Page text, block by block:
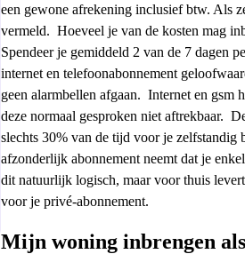
een gewone afrekening inclusief btw. Als
vermeld. Hoeveel je van de kosten mag
Spendeer je gemiddeld 2 van de 7 dagen
internet en telefoonabonnement
geen alarmbellen afgaan. Internet en gsm
deze normaal gesproken niet aftrekbaar.
slechts 30% van de tijd voor je zelfstandig
afzonderlijk abonnement neemt dat je
dit natuurlijk logisch, maar voor thuis
voor je privé-abonnement.
Mijn woning inbrengen